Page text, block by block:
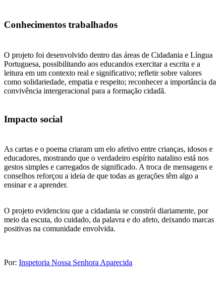
Conhecimentos trabalhados
O projeto foi desenvolvido dentro das áreas de Cidadania e Língua
Portuguesa, possibilitando aos educandos exercitar a escrita e a
leitura em um contexto real e significativo; refletir sobre valores
como solidariedade, empatia e respeito; reconhecer a importância da
convivência intergeracional para a formação cidadã.
Impacto social
As cartas e o poema criaram um elo afetivo entre crianças, idosos e
educadores, mostrando que o verdadeiro espírito natalino está nos
gestos simples e carregados de significado. A troca de mensagens e
conselhos reforçou a ideia de que todas as gerações têm algo a
ensinar e a aprender.
O projeto evidenciou que a cidadania se constrói diariamente, por
meio da escuta, do cuidado, da palavra e do afeto, deixando marcas
positivas na comunidade envolvida.
Por: Inspetoria Nossa Senhora Aparecida